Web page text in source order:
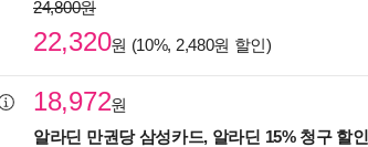
24,800원
22,320원 (10%, 2,480원 할인)
18,972원
알라딘 만권당 삼성카드, 알라딘 15% 청구 할인